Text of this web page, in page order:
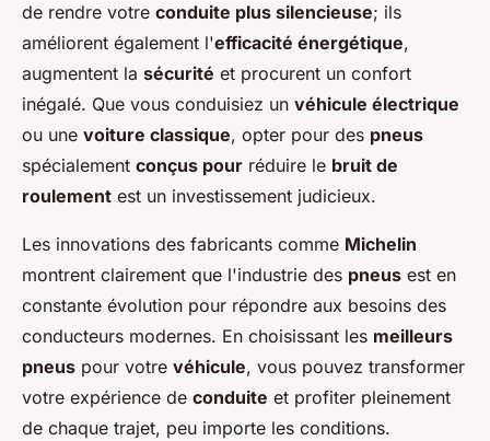
de rendre votre conduite plus silencieuse; ils
améliorent également l'efficacité énergétique,
augmentent la sécurité et procurent un confort
inégalé. Que vous conduisiez un véhicule électrique
ou une voiture classique, opter pour des pneus
spécialement conçus pour réduire le bruit de
roulement est un investissement judicieux.
Les innovations des fabricants comme Michelin
montrent clairement que l'industrie des pneus est en
constante évolution pour répondre aux besoins des
conducteurs modernes. En choisissant les meilleurs
pneus pour votre véhicule, vous pouvez transformer
votre expérience de conduite et profiter pleinement
de chaque trajet, peu importe les conditions.